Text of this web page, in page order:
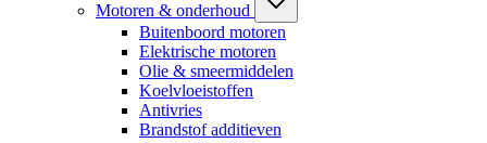
Motoren & onderhoud
Buitenboord motoren
Elektrische motoren
Olie & smeermiddelen
Koelvloeistoffen
Antivries
Brandstof additieven